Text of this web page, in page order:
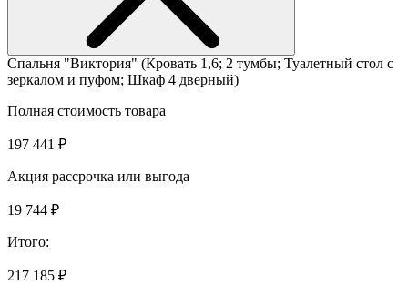
Спальня "Виктория" (Кровать 1,6; 2 тумбы; Туалетный стол с
зеркалом и пуфом; Шкаф 4 дверный)
Полная стоимость товара
197 441 ₽
Акция рассрочка или выгода
19 744 ₽
Итого:
217 185 ₽